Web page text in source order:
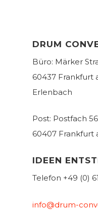
DRUM
Büro: Märker
60437 Frankfurt
Erlenbach
Post: Postfach
60407 Frankfurt
IDEEN
Telefon +49 (0)
info@drum-